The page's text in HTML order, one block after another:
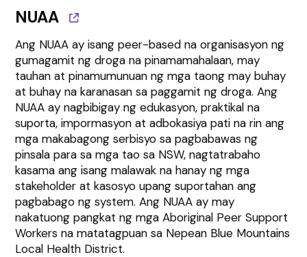
NUAA
Ang NUAA ay isang peer-based na organisasyon ng
gumagamit ng droga na pinamamahalaan, may
tauhan at pinamumunuan ng mga taong may buhay
at buhay na karanasan sa paggamit ng droga. Ang
NUAA ay nagbibigay ng edukasyon, praktikal na
suporta, impormasyon at adbokasiya pati na rin ang
mga makabagong serbisyo sa pagbabawas ng
pinsala para sa mga tao sa NSW, nagtatrabaho
kasama ang isang malawak na hanay ng mga
stakeholder at kasosyo upang suportahan ang
pagbabago ng system. Ang NUAA ay may
nakatuong pangkat ng mga Aboriginal Peer Support
Workers na matatagpuan sa Nepean Blue Mountains
Local Health District.